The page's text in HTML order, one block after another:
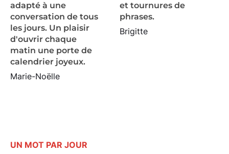
adapté à une
conversation de tous
les jours. Un plaisir
d'ouvrir chaque
matin une porte de
calendrier joyeux.
Marie-Noëlle
et tournures de
phrases.
Brigitte
UN MOT PAR JOUR